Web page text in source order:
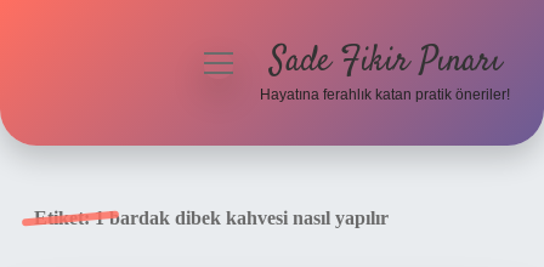
menüyüSade Fikir Pınarı
Hayatına ferahlık katan pratik öneriler!
Etiket:1 bardak dibek kahvesi nasıl yapılır